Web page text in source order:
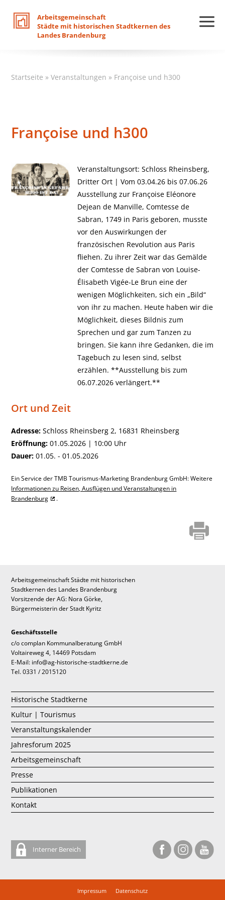
Arbeitsgemeinschaft
Städte mit historischen Stadtkernen des
Landes Brandenburg
Startseite »Veranstaltungen » Françoise und h300
Françoise und h300
Veranstaltungsort: Schloss Rheinsberg,
Dritter Ort | Vom 03.04.26 bis 07.06.26
Ausstellung zur Françoise Eléonore
Dejean de Manville, Comtesse de
Sabran, 1749 in Paris geboren, musste
vor den Auswirkungen der
französischen Revolution aus Paris
fliehen. Zu ihrer Zeit war das Gemälde
der Comtesse de Sabran von Louise-
Élisabeth Vigée-Le Brun eine der
wenigen Möglichkeiten, sich ein „Bild“
von ihr zu machen. Heute haben wir die
Möglichkeit, dieses Bildnis zum
Sprechen und gar zum Tanzen zu
bringen. Sie kann ihre Gedanken, die im
Tagebuch zu lesen sind, selbst
erzählen. **Ausstellung bis zum
06.07.2026 verlängert.**
Ort und Zeit
Adresse: Schloss Rheinsberg 2, 16831 Rheinsberg
Eröffnung: 01.05.2026 | 10:00 Uhr
Dauer: 01.05. - 01.05.2026
Ein Service der TMB Tourismus-Marketing Brandenburg GmbH: Weitere
Informationen zu Reisen, Ausflügen und Veranstaltungen in
Brandenburg
.
Arbeitsgemeinschaft Städte mit historischen
Stadtkernen des Landes Brandenburg
Vorsitzende der AG: Nora Görke,
Bürgermeisterin der Stadt Kyritz
Geschäftsstelle
c/o complan Kommunalberatung GmbH
Voltaireweg 4, 14469 Potsdam
E-Mail: info@ag-historische-stadtkerne.de
Tel. 0331 / 2015120
Historische Stadtkerne
Kultur | Tourismus
Veranstaltungskalender
Jahresforum 2025
Arbeitsgemeinschaft
Presse
Publikationen
Kontakt
Interner Bereich
Impressum Datenschutz